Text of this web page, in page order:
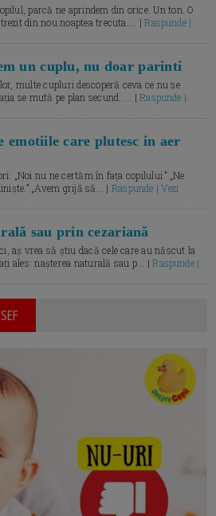
parcă ne aprindem din orice. Un ton. O
din nou noaptea trecuta.... |Raspunde |
un cuplu, nu doar parinti
multe cupluri descoperă ceva ce nu se
se mută pe plan secund. ... |Raspunde |
emotiile care plutesc in aer
„Noi nu ne certăm în fața copilului.” „Ne
„Avem grijă să... | Raspunde | Vezi
sau prin cezariană
aș vrea să știu dacă cele care au născut la
ales: nașterea naturală sau p... |Raspunde |